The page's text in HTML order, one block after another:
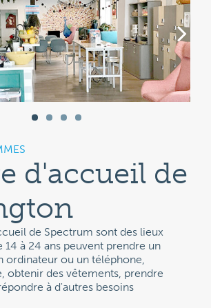
d'accueil de
de Spectrum sont des lieux
14 à 24 ans peuvent prendre un
ordinateur ou un téléphone,
obtenir des vêtements, prendre
à d'autres besoins